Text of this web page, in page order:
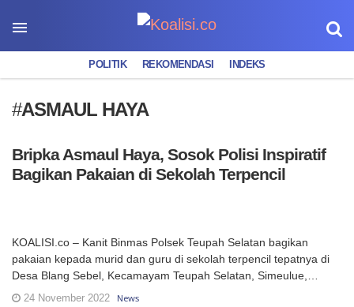
POLITIK REKOMENDASI INDEKS
#ASMAUL HAYA
Bripka Asmaul Haya, Sosok Polisi Inspiratif
Bagikan Pakaian di Sekolah Terpencil
KOALISI.co – Kanit Binmas Polsek Teupah Selatan bagikan
pakaian kepada murid dan guru di sekolah terpencil tepatnya di
Desa Blang Sebel, Kecamayam Teupah Selatan, Simeulue,…
24 November 2022 News